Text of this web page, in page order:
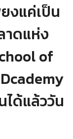
งแค่เป็น
าดแห่ง
of
ด้แล้ววัน